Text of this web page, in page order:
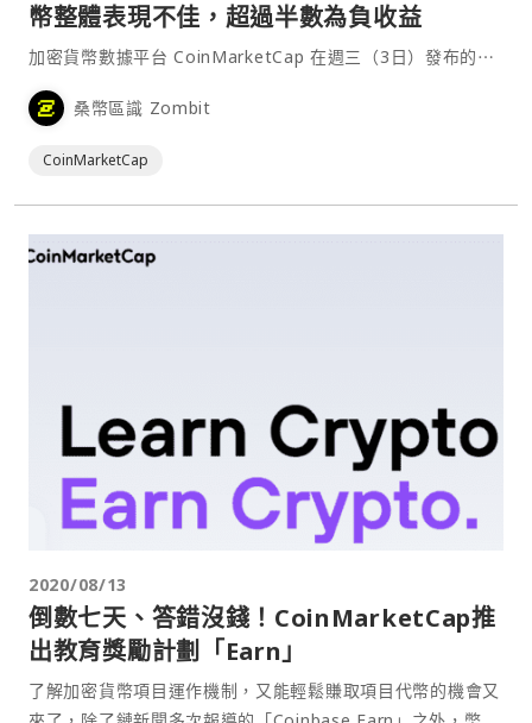
幣整體表現不佳，超過半數為負收益
加密貨幣數據平台 CoinMarketCap 在週三（3日）發布的⋯
桑幣區識 Zombit
CoinMarketCap
2020/08/13
倒數七天、答錯沒錢！CoinMarketCap推
出教育獎勵計劃「Earn」
了解加密貨幣項目運作機制，又能輕鬆賺取項目代幣的機會又